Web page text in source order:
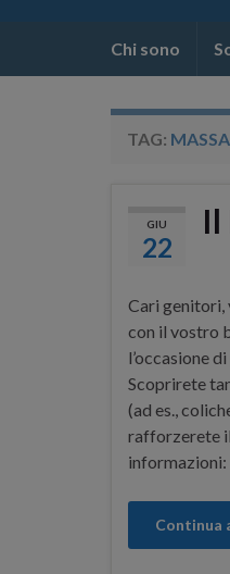
Chi sono
TAG:
GIU
22
Il
Cari genitori,
con il vostro
l’occasione
Scoprirete
(ad es.,
rafforzerete
informazioni:
Continua